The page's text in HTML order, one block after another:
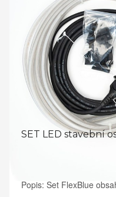
Popis: Set FlexBlue